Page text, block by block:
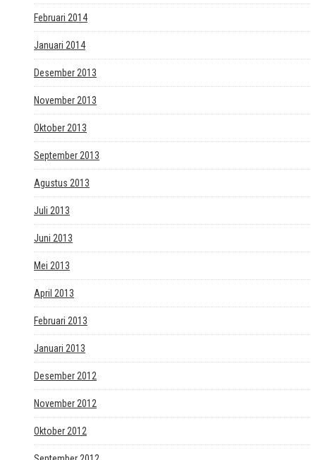
Februari 2014
Januari 2014
Desember 2013
November 2013
Oktober 2013
September 2013
Agustus 2013
Juli 2013
Juni 2013
Mei 2013
April 2013
Februari 2013
Januari 2013
Desember 2012
November 2012
Oktober 2012